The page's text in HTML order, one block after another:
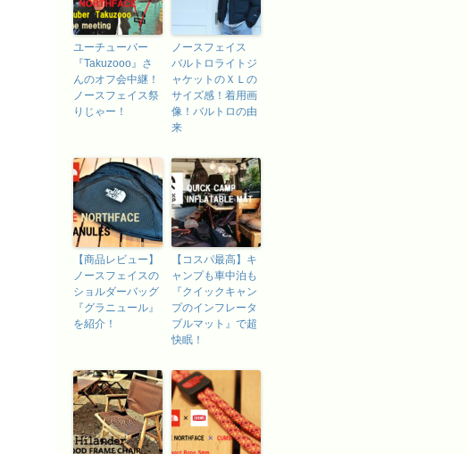
ユーチューバー
『Takuzooo』さ
んのオフ会中継！
ノースフェイス祭
りじゃー！
ノースフェイス
バルトロライトジ
ャケットのＸＬの
サイズ感！着用画
像！バルトロの由
来
【商品レビュー】
ノースフェイスの
ショルダーバッグ
『グラニュール』
を紹介！
【コスパ最高】キ
ャンプも車中泊も
『クイックキャン
プのインフレータ
ブルマット』で超
快眠！